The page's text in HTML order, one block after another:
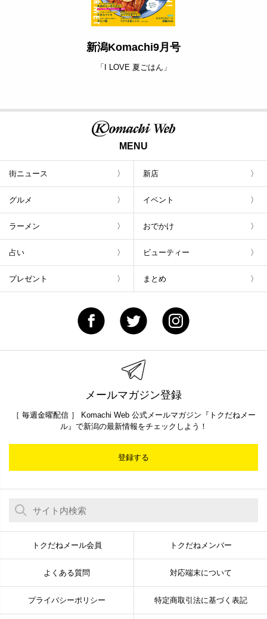
新潟Komachi9月号
「I LOVE 夏ごはん」
MENU
街ニュース 新店
グルメ イベント
ラーメン おでかけ
占い ビューティー
プレゼント まとめ
メールマガジン登録
［ 毎週金曜配信 ］ Komachi Web 公式メールマガジン『トクだねメー
ル』で新潟の最新情報をチェックしよう！
登録する
トクだねメール会員 トクだねメンバー
よくある質問 対応端末について
プライバシーポリシー 特定商取引法に基づく表記